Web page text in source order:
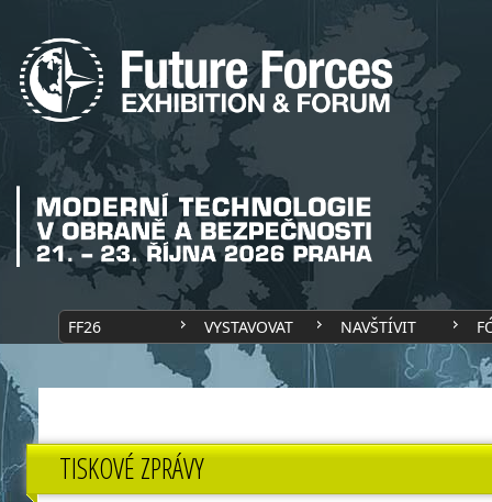
FF26 VYSTAVOVAT NAVŠTÍVIT
TISKOVÉ ZPRÁVY